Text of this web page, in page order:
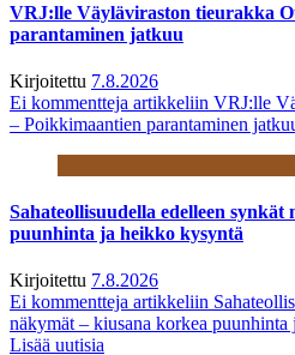
VRJ:lle Väyläviraston tieurakka
parantaminen jatkuu
Kirjoitettu 7.8.2026
Ei kommentteja artikkeliin VRJ:lle
– Poikkimaantien parantaminen
Sahateollisuudella edelleen
puunhinta ja heikko kysyntä
Kirjoitettu 7.8.2026
Ei kommentteja artikkeliin
näkymät – kiusana korkea
Lisää uutisia